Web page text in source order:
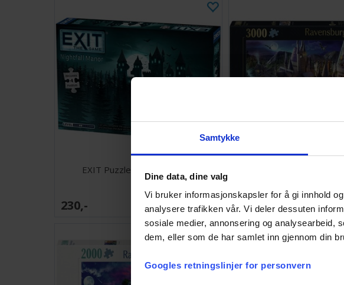
Samtykke
Dine data, dine valg
Vi bruker informasjonskapsler for å gi innhold
analysere trafikken vår. Vi deler dessuten
sosiale medier, annonsering og analysearbeid,
dem, eller som de har samlet inn gjennom din
Googles retningslinjer for personvern
EXIT Puzzle Nightfall Manor
230,- 30.09.2026 340,-